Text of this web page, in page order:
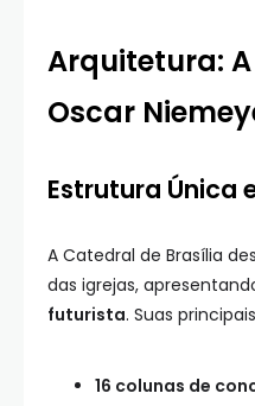
Arquitetura:
Oscar
Estrutura Única
A Catedral de Brasília
das igrejas,
futurista. Suas
16 colunas de